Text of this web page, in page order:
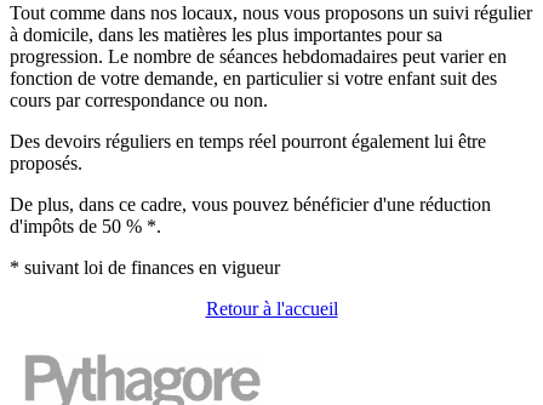
Tout comme dans nos locaux, nous vous proposons un suivi régulier
à domicile, dans les matières les plus importantes pour sa
progression. Le nombre de séances hebdomadaires peut varier en
fonction de votre demande, en particulier si votre enfant suit des
cours par correspondance ou non.
Des devoirs réguliers en temps réel pourront également lui être
proposés.
De plus, dans ce cadre, vous pouvez bénéficier d'une réduction
d'impôts de 50 % *.
* suivant loi de finances en vigueur
Retour à l'accueil